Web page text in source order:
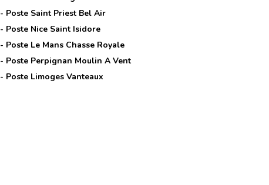
- Poste Saint Priest Bel Air
- Poste Nice Saint Isidore
- Poste Le Mans Chasse Royale
- Poste Perpignan Moulin A Vent
- Poste Limoges Vanteaux